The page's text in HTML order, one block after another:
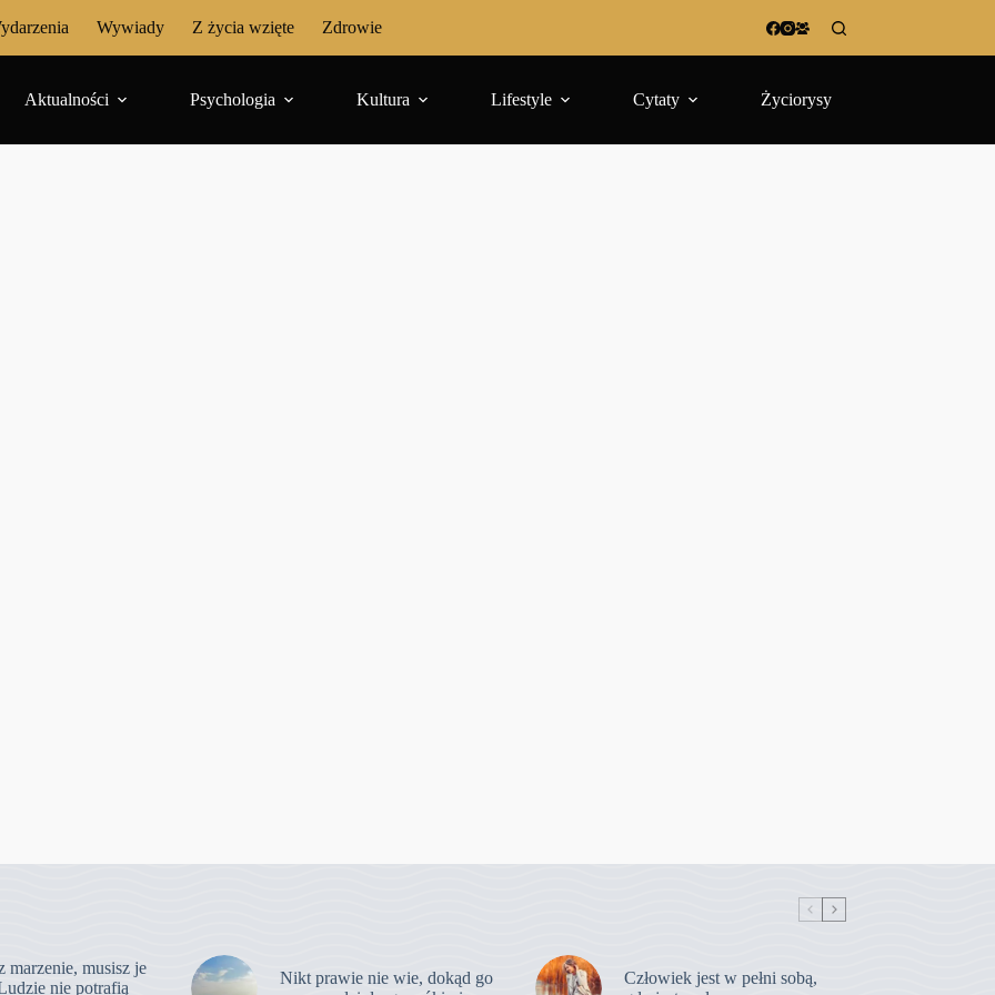
Wywiady Z życia wzięte Zdrowie
Aktualności Psychologia Kultura Lifestyle Cytaty Życiorysy
marzenie, musisz je
nie potrafią
Nikt prawie nie wie, dokąd go
Człowiek jest w pełni sobą,